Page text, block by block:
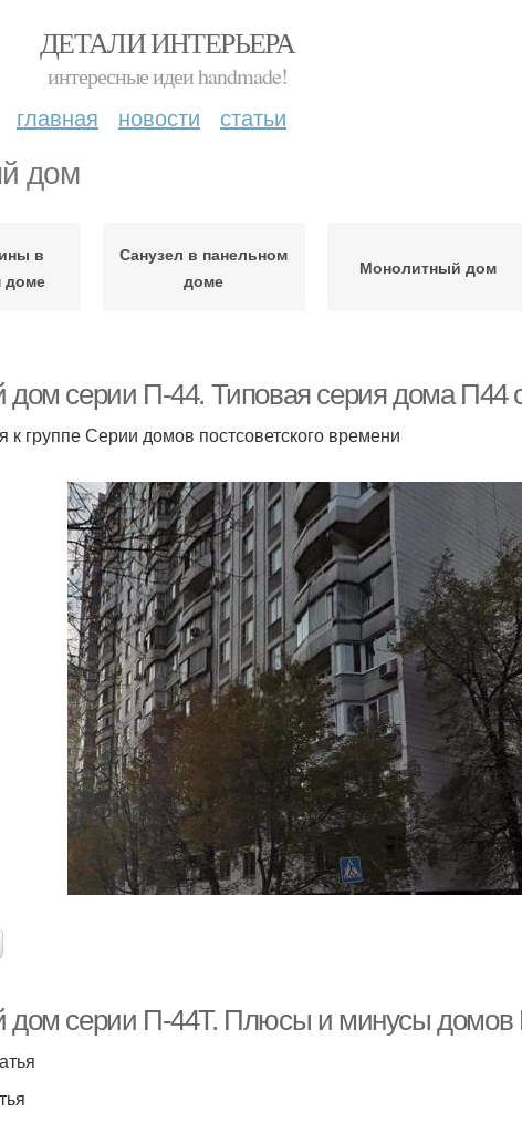
ДЕТАЛИ ИНТЕРЬЕРА
интересные идеи handmade!
главная новости статьи
дом
в
доме
Санузел в панельном
доме
Монолитный дом
серии П-44. Типовая серия дома П44
к группе Серии домов постсоветского времени
дом серии П-44Т. Плюсы и минусы домов